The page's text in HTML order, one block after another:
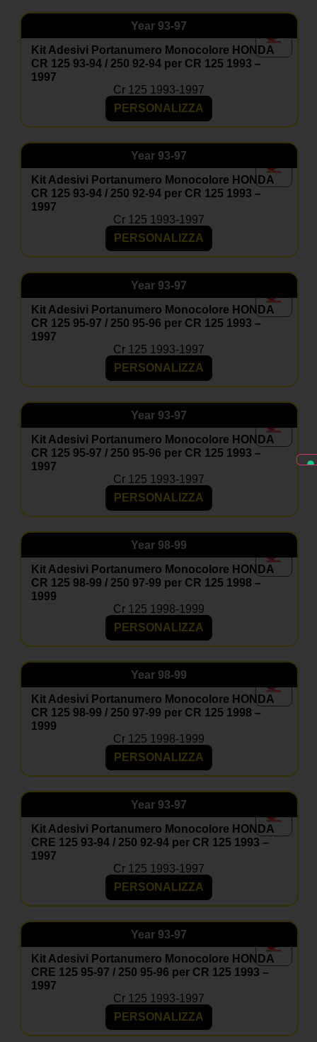
Year 93-97
Kit Adesivi Portanumero Monocolore HONDA
CR 125 93-94 / 250 92-94 per CR 125 1993 –
1997
Cr 125 1993-1997
PERSONALIZZA
Year 93-97
Kit Adesivi Portanumero Monocolore HONDA
CR 125 93-94 / 250 92-94 per CR 125 1993 –
1997
Cr 125 1993-1997
PERSONALIZZA
Year 93-97
Kit Adesivi Portanumero Monocolore HONDA
CR 125 95-97 / 250 95-96 per CR 125 1993 –
1997
Cr 125 1993-1997
PERSONALIZZA
Year 93-97
Kit Adesivi Portanumero Monocolore HONDA
CR 125 95-97 / 250 95-96 per CR 125 1993 –
1997
Cr 125 1993-1997
PERSONALIZZA
Year 98-99
Kit Adesivi Portanumero Monocolore HONDA
CR 125 98-99 / 250 97-99 per CR 125 1998 –
1999
Cr 125 1998-1999
PERSONALIZZA
Year 98-99
Kit Adesivi Portanumero Monocolore HONDA
CR 125 98-99 / 250 97-99 per CR 125 1998 –
1999
Cr 125 1998-1999
PERSONALIZZA
Year 93-97
Kit Adesivi Portanumero Monocolore HONDA
CRE 125 93-94 / 250 92-94 per CR 125 1993 –
1997
Cr 125 1993-1997
PERSONALIZZA
Year 93-97
Kit Adesivi Portanumero Monocolore HONDA
CRE 125 95-97 / 250 95-96 per CR 125 1993 –
1997
Cr 125 1993-1997
PERSONALIZZA